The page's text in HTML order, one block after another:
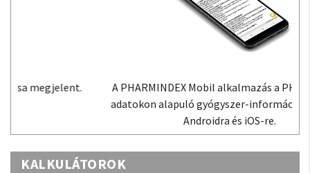
A PHARMINDEX Mobil alkalmazás a PHARMINDEX
adatokon alapuló gyógyszer-információs tudástár
Androidra és iOS-re.
KALKULÁTOROK